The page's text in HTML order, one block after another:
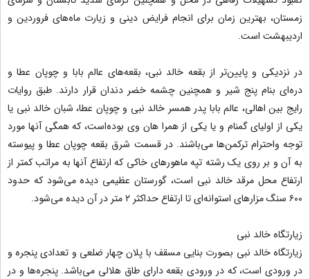
زمستان، بهترین زمان برای انجام فرایض دینی و زیارت ماه‌های فروردین و
اردیبهشت است.
در نزدیکی و پایین‌تر از بقعه خالد نبی، بقعه‌های عالم بابا و چوپان عطا و
دره‌ای بنام پنج شیر و همچنین چشمه خضر دندان قرار دارند. طبق روایات
رایج بین اهالی، عالم بابا پدر همسر خالد نبی و چوپان عطا، شبان خالد نبی یا
یکی از اولیای گمنام و یا یکی از همرا هان وی بوده‌است، که همگی آنها مورد
توجه واحترام ترکمن‌ها می‌باشند. در قسمت شرق بقعه چوپان عطا و پیوسته
به آن و بر روی یک رشته تپه ماهورهای خاکی که ارتفاع آنها به مراتب کمتر از
ارتفاع محل مرقد خالد نبی است، گورستان عظیمی دیده می‌شود که حدود
۶۰۰ سنگ مزارهای استوانه‌ای تا ارتفاع حداکثر ۲ متر در آن دیده می‌شود.
زیارتگاه خالد نبی
زیارتگاه خالد نبی بصورت بنایی مسقف با پلان چهار ضلعی و تعدادی پنجره و
در ورودی است، که در ورودی بقعه دارای طاق هلالی می‌باشد. پنجره‌ها و در